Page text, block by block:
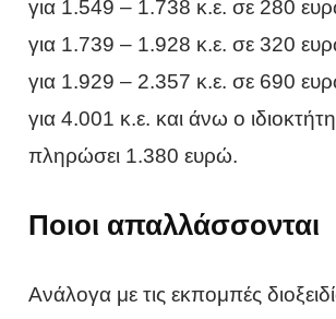
για 1.549 – 1.738 κ.ε. σε 280
για 1.739 – 1.928 κ.ε. σε 320
για 1.929 – 2.357 κ.ε. σε 690
για 4.001 κ.ε. και άνω ο
πληρώσει 1.380 ευρώ.
Ποιοι απαλλάσσονται
Ανάλογα με τις εκπομπές